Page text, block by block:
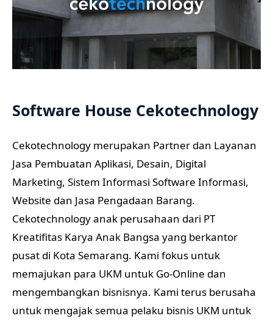
Software House Cekotechnology
Cekotechnology merupakan Partner dan Layanan
Jasa Pembuatan Aplikasi, Desain, Digital
Marketing, Sistem Informasi Software Informasi,
Website dan Jasa Pengadaan Barang.
Cekotechnology anak perusahaan dari PT
Kreatifitas Karya Anak Bangsa yang berkantor
pusat di Kota Semarang. Kami fokus untuk
memajukan para UKM untuk Go-Online dan
mengembangkan bisnisnya. Kami terus berusaha
untuk mengajak semua pelaku bisnis UKM untuk